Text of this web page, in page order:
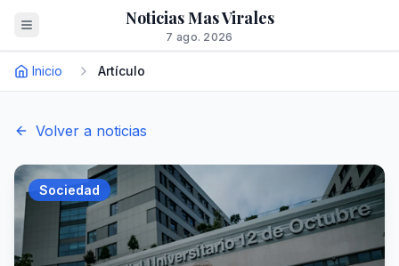
Noticias Mas Virales
7 ago. 2026
Inicio Artículo
Volver a noticias
Sociedad